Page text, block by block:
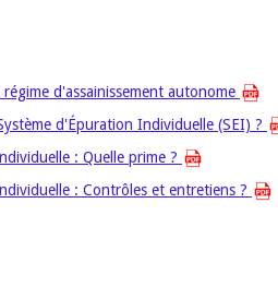
d'assainissement autonome
d'Épuration Individuelle (SEI) ?
: Quelle prime ?
: Contrôles et entretiens ?